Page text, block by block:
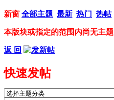
新窗 全部主题 最新 热门 热帖
本版块或指定的范围内尚无主题
返 回
快速发帖